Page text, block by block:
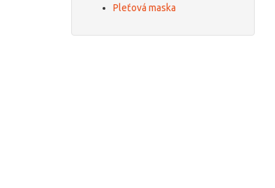
Pleťová maska